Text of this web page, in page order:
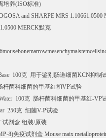
培养(ISO标准)
and SHARPE MRS 1.10661.0500
MERCK默克
100克 用于鉴别肠道细菌KCN抑制
杆菌科细菌的甲基红和VP试验
100克 肠杆菌科细菌的甲基红-VP
250克 细菌V-P试验
试剂盒 组装/原装
8)免疫试剂盒 Mouse maix